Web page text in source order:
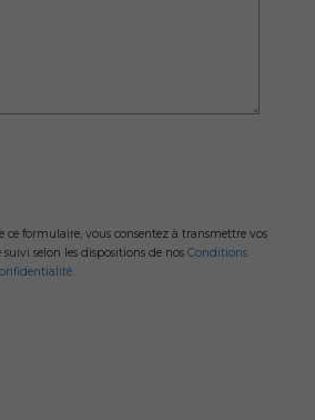
ce formulaire, vous consentez à transmettre vos
selon les dispositions de nos Conditions